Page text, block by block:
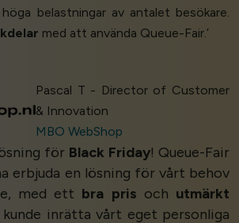
belastningar av antalet besökare.
med att använda Queue-Fair.’
Pascal T - Director of Customer
& Innovation
MBO WebShop
för Black Friday! Queue-Fair
erbjuda en lösning för vårt behov
med ett bra pris och utmärkt
inrätta vårt eget personliga